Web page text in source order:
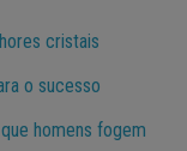
cristais
o sucesso
homens fogem